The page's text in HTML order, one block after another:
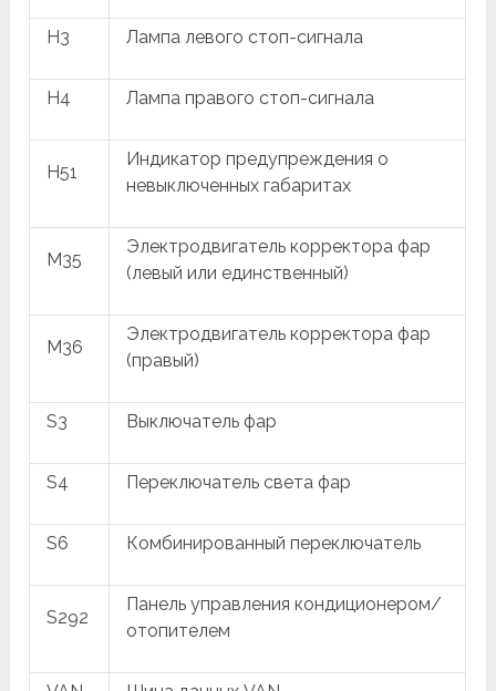
H3 Лампа левого стоп-сигнала
H4 Лампа правого стоп-сигнала
H51
Индикатор предупреждения о
невыключенных габаритах
M35
Электродвигатель корректора фар
(левый или единственный)
M36
Электродвигатель корректора фар
(правый)
S3 Выключатель фар
S4 Переключатель света фар
S6 Комбинированный переключатель
S292
Панель управления кондиционером/
отопителем